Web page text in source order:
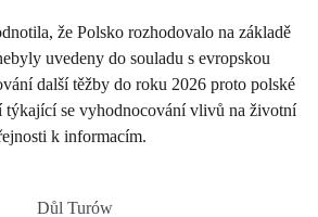
že Polsko rozhodovalo na základě
uvedeny do souladu s evropskou
další těžby do roku 2026 proto polské
týkající se vyhodnocování vlivů na životní
k informacím.
Důl Turów